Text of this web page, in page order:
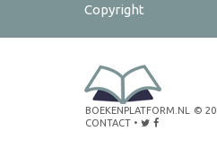
Copyright
BOEKENPLATFORM.NL ©
CONTACT •